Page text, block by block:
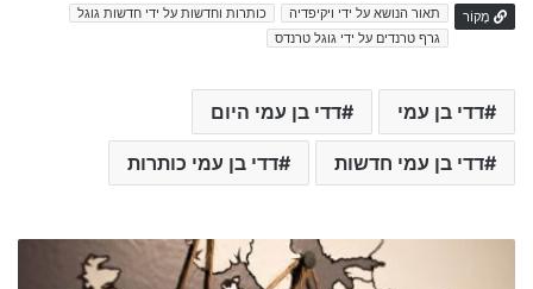
מָקוֹר תאור הנושא על ידי ויקיפדיה
כותרות וחדשות על ידי חדשות גוגל
גרף טרנדים על ידי גוגל טרנדס
דדי בן עמי דדי בן עמי היום
דדי בן עמי חדשות דדי בן עמי כותרות